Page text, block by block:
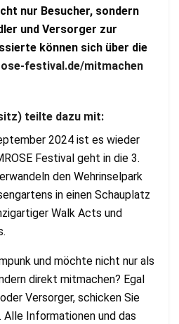
nur Besucher, sondern
und Versorger zur
können sich über die
festival.de/mitmachen
teilte dazu mit:
2024 ist es wieder
Festival geht in die 3.
den Wehrinselpark
in einen Schauplatz
Walk Acts und
und möchte nicht nur als
direkt mitmachen? Egal
Versorger, schicken Sie
Alle Informationen und das